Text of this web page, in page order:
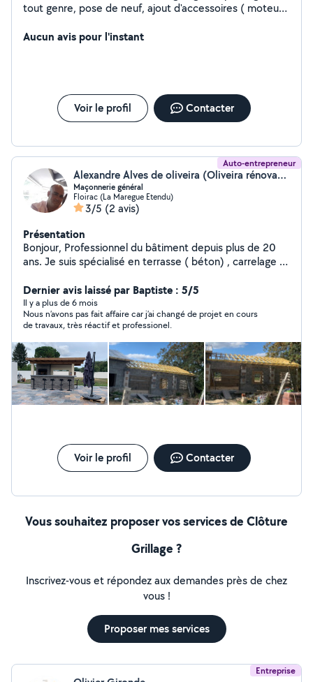
tout genre, pose de neuf, ajout d'accessoires ( moteur -
Aucun avis pour l'instant
Voir le profil Contacter
Auto-entrepreneur
Alexandre Alves de oliveira (Oliveira rénovation)
Maçonnerie général
Floirac (La Maregue Etendu)
3/5 (2 avis)
Présentation
Bonjour, Professionnel du bâtiment depuis plus de 20
ans. Je suis spécialisé en terrasse ( béton) , carrelage ,
bain , cuisine
Dernier avis laissé par Baptiste : 5/5
Il y a plus de 6 mois
Nous n’avons pas fait affaire car j’ai changé de projet en cours
de travaux, très réactif et professionel.
Voir le profil Contacter
Vous souhaitez proposer vos services de Clôture
Grillage ?
Inscrivez-vous et répondez aux demandes près de chez
vous !
Proposer mes services
Entreprise